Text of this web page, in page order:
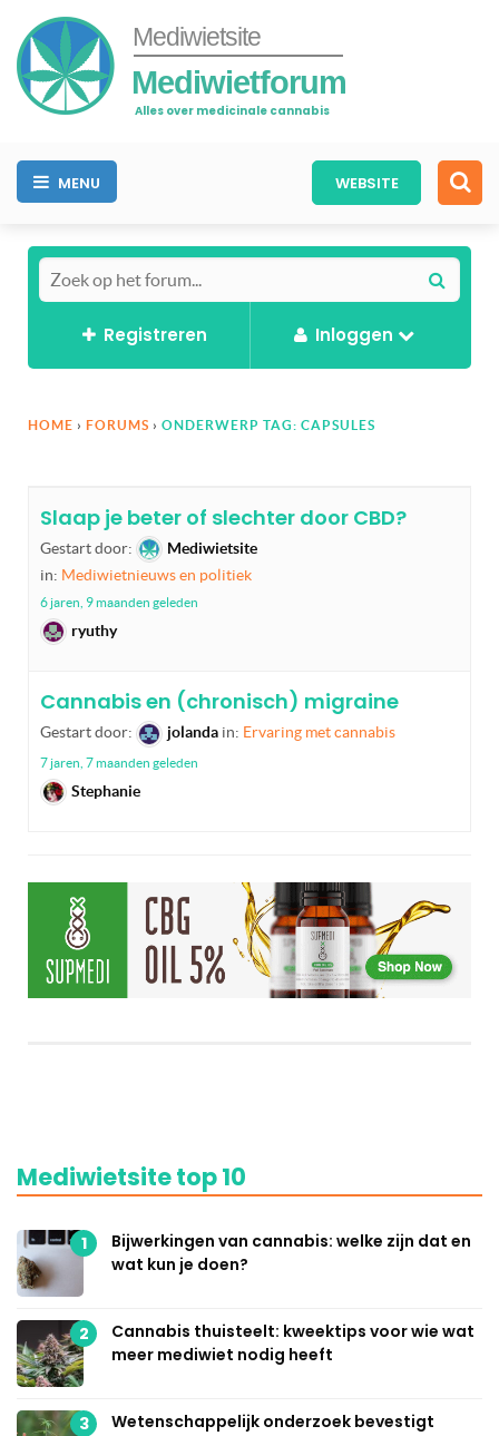
Mediwietsite
Mediwietforum
Alles over medicinale cannabis
MENU WEBSITE
Registreren Inloggen
HOME › FORUMS › ONDERWERP TAG: CAPSULES
Slaap je beter of slechter door CBD?
Gestart door:
Mediwietsite
in: Mediwietnieuws en politiek
6 jaren, 9 maanden geleden
ryuthy
Cannabis en (chronisch) migraine
Gestart door: jolanda in: Ervaring met cannabis
7 jaren, 7 maanden geleden
Stephanie
Mediwietsite top 10
1
Bijwerkingen van cannabis: welke zijn dat en
wat kun je doen?
2
Cannabis thuisteelt: kweektips voor wie wat
meer mediwiet nodig heeft
3
Wetenschappelijk onderzoek bevestigt